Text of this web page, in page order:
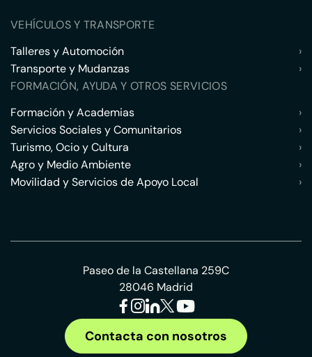
VEHÍCULOS Y TRANSPORTE
Talleres y Automoción
›
Transporte y Mudanzas
›
FORMACIÓN, AYUDA Y OTROS SERVICIOS
Formación y Academias
›
Servicios Sociales y Comunitarios
›
Turismo, Ocio y Cultura
›
Agro y Medio Ambiente
›
Movilidad y Servicios de Apoyo Local
›
Paseo de la Castellana 259C
28046 Madrid
Contacta con nosotros